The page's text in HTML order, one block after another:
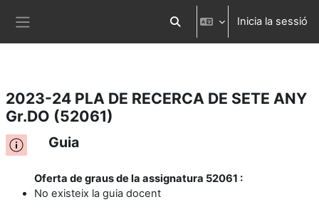
Ves al contingut principal Commuta l'entrada de la cerca
Inicia la sessió
2023-24 PLA DE RECERCA DE SETE ANY
Gr.DO (52061)
Guia
Oferta de graus de la assignatura 52061 :
No existeix la guia docent